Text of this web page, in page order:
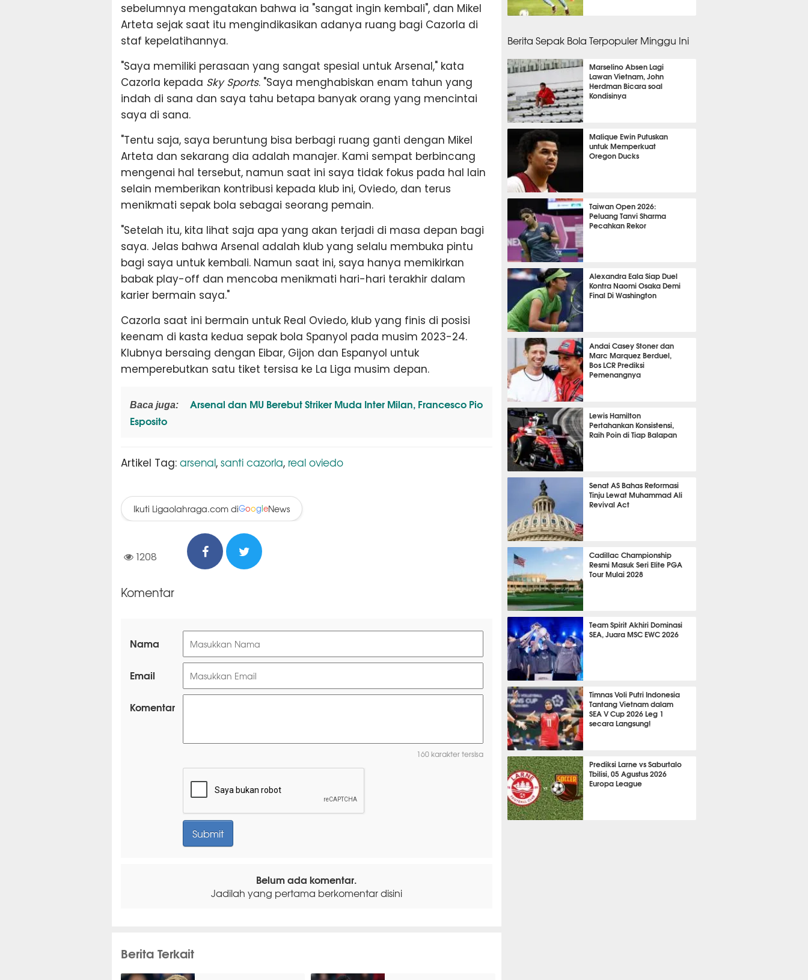
sebelumnya mengatakan bahwa ia "sangat ingin kembali", dan Mikel
Arteta sejak saat itu mengindikasikan adanya ruang bagi Cazorla di
staf kepelatihannya.
"Saya memiliki perasaan yang sangat spesial untuk Arsenal," kata
Cazorla kepada Sky Sports. "Saya menghabiskan enam tahun yang
indah di sana dan saya tahu betapa banyak orang yang mencintai
saya di sana.
"Tentu saja, saya beruntung bisa berbagi ruang ganti dengan Mikel
Arteta dan sekarang dia adalah manajer. Kami sempat berbincang
mengenai hal tersebut, namun saat ini saya tidak fokus pada hal lain
selain memberikan kontribusi kepada klub ini, Oviedo, dan terus
menikmati sepak bola sebagai seorang pemain.
"Setelah itu, kita lihat saja apa yang akan terjadi di masa depan bagi
saya. Jelas bahwa Arsenal adalah klub yang selalu membuka pintu
bagi saya untuk kembali. Namun saat ini, saya hanya memikirkan
babak play-off dan mencoba menikmati hari-hari terakhir dalam
karier bermain saya."
Cazorla saat ini bermain untuk Real Oviedo, klub yang finis di posisi
keenam di kasta kedua sepak bola Spanyol pada musim 2023-24.
Klubnya bersaing dengan Eibar, Gijon dan Espanyol untuk
memperebutkan satu tiket tersisa ke La Liga musim depan.
Baca juga:
Arsenal dan MU Berebut Striker Muda Inter Milan, Francesco Pio
Esposito
Artikel Tag: arsenal, santi cazorla, real oviedo
Ikuti Ligaolahraga.com diGoogleNews
1208
Komentar
Nama
Email
Komentar
160 karakter tersisa
Belum ada komentar.
Jadilah yang pertama berkomentar disini
Berita Terkait
Berita Sepak Bola Terpopuler Minggu Ini
Marselino Absen Lagi
Lawan Vietnam, John
Herdman Bicara soal
Kondisinya
SEPAK BOLA
Malique Ewin Putuskan
untuk Memperkuat
Oregon Ducks
BASKET
Taiwan Open 2026:
Peluang Tanvi Sharma
Pecahkan Rekor
BADMINTON
Alexandra Eala Siap Duel
Kontra Naomi Osaka Demi
Final Di Washington
TENIS
Andai Casey Stoner dan
Marc Marquez Berduel,
Bos LCR Prediksi
Pemenangnya
MOTOGP
Lewis Hamilton
Pertahankan Konsistensi,
Raih Poin di Tiap Balapan
F1
Senat AS Bahas Reformasi
Tinju Lewat Muhammad Ali
Revival Act
TINJU
Cadillac Championship
Resmi Masuk Seri Elite PGA
Tour Mulai 2028
GOLF
Team Spirit Akhiri Dominasi
SEA, Juara MSC EWC 2026
ESPORTS
Timnas Voli Putri Indonesia
Tantang Vietnam dalam
SEA V Cup 2026 Leg 1
secara Langsung!
OLAHRAGA LAIN
Prediksi Larne vs Saburtalo
Tbilisi, 05 Agustus 2026
Europa League